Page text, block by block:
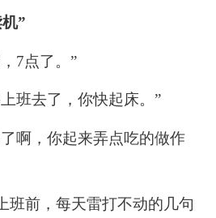
”
7点了。”
去了，你快起床。”
，你起来弄点吃的做作
前，每天雷打不动的几句